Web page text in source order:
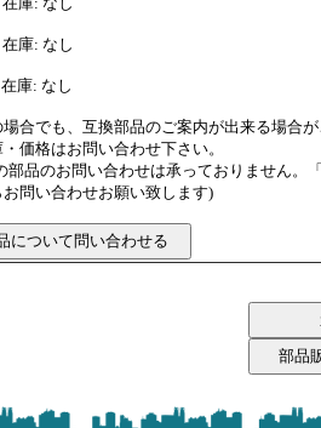
庫: なし
庫: なし
合でも、互換部品のご案内が出来る場合
価格はお問い合わせ下さい。
部品のお問い合わせは承っておりません。
お問い合わせお願い致します)